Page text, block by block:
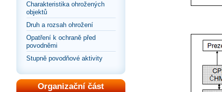
Charakteristika ohrožených
objektů
Druh a rozsah ohrožení
Opatření k ochraně před
povodněmi
Stupně povodňové aktivity
Organizační část